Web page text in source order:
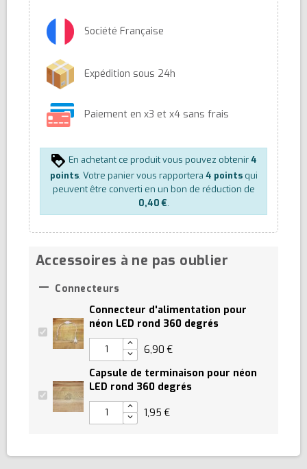
Société Française
Expédition sous 24h
Paiement en x3 et x4 sans frais
En achetant ce produit vous pouvez obtenir4
points. Votre panier vous rapportera 4 pointsqui
peuvent être converti en un bon de réduction de
0,40 €.
Accessoires à ne pas oublier
 Connecteurs
Connecteur d'alimentation pour
néon LED rond 360 degrés
6,90 €
Capsule de terminaison pour néon
LED rond 360 degrés
1,95 €